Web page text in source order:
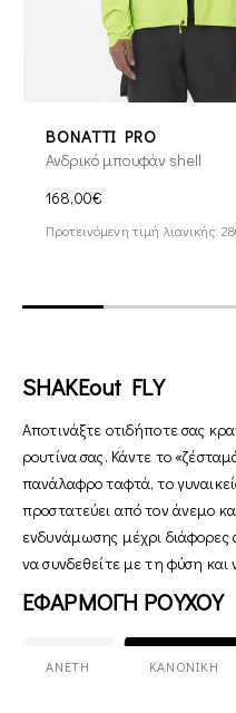
BONATTI PRO
Ανδρικό μπουφάν shell
168,00€
Προτεινόμενη τιμή λιανικής:
SHAKEout FLY
Αποτινάξτε οτιδήποτε σας
ρουτίνα σας. Κάντε το
πανάλαφρο ταφτά, το
προστατεύει από τον άνεμο
ενδυνάμωσης μέχρι διάφορες
να συνδεθείτε με τη φύση
ΕΦΑΡΜΟΓΗ ΡΟΥΧΟΥ
ΆΝΕΤΗ ΚΑΝΟΝΙΚΉ